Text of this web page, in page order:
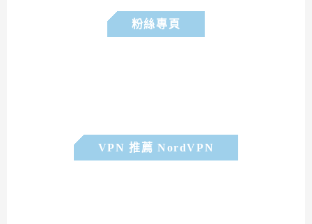
粉絲專頁
VPN 推薦 NordVPN